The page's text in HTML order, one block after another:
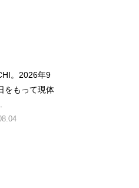
。2026年9
をもって現体